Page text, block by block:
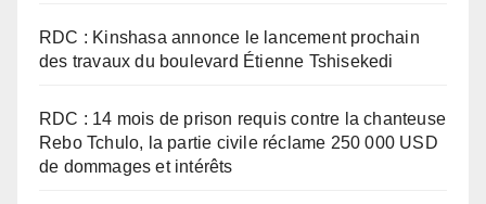
RDC : Kinshasa annonce le lancement prochain
des travaux du boulevard Étienne Tshisekedi
RDC : 14 mois de prison requis contre la chanteuse
Rebo Tchulo, la partie civile réclame 250 000 USD
de dommages et intérêts